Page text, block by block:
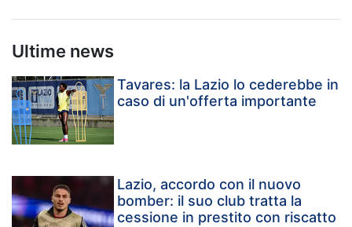
Ultime news
Tavares: la Lazio lo cederebbe in
caso di un'offerta importante
Lazio, accordo con il nuovo
bomber: il suo club tratta la
cessione in prestito con riscatto